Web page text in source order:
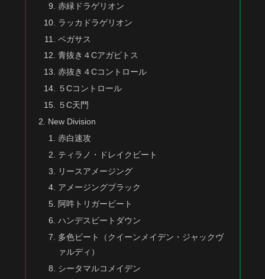
赤緑ドラゲリオン
ラッカドラゲリオン
ペガサス
青抜き４Cアガピトス
赤抜き４Cコントロール
５Cコントロール
５C天門
New Division
赤白速攻
ティラノ・ドレイクビート
リースアメージング
アメージングブラック
阿吽トリガービート
ハンデスビートダウン
多色ビート（クイーンメイデン・ジャックヴ
ァルディ）
シータマルコメイデン